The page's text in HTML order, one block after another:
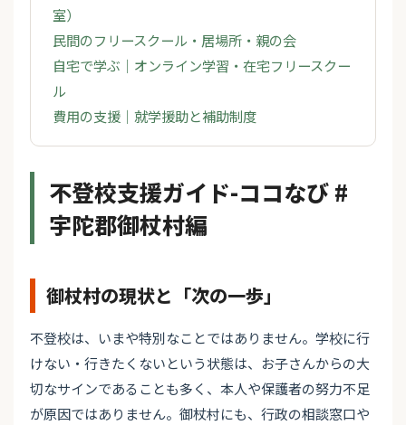
室）
民間のフリースクール・居場所・親の会
自宅で学ぶ｜オンライン学習・在宅フリースクー
ル
費用の支援｜就学援助と補助制度
不登校支援ガイド-ココなび #
宇陀郡御杖村編
御杖村の現状と「次の一歩」
不登校は、いまや特別なことではありません。学校に行
けない・行きたくないという状態は、お子さんからの大
切なサインであることも多く、本人や保護者の努力不足
が原因ではありません。御杖村にも、行政の相談窓口や